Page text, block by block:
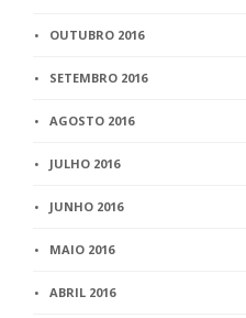
OUTUBRO 2016
SETEMBRO 2016
AGOSTO 2016
JULHO 2016
JUNHO 2016
MAIO 2016
ABRIL 2016